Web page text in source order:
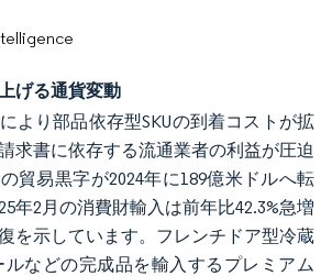
げる通貨変動
より部品依存型SKUの到着コストが拡
求書に依存する流通業者の利益が圧迫
貿易黒字が2024年に189億米ドルへ転
年2月の消費財輸入は前年比42.3%急増
を示しています。フレンチドア型冷蔵
ルなどの完成品を輸入するプレミアム